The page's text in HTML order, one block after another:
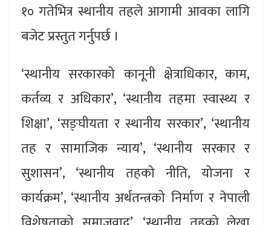
१० गतेभित्र स्थानीय तहले आगामी आवका लागि
बजेट प्रस्तुत गर्नुपर्छ ।
‘स्थानीय सरकारको कानूनी क्षेत्राधिकार, काम,
कर्तव्य र अधिकार’, ‘स्थानीय तहमा स्वास्थ्य र
शिक्षा’, ‘सङ्घीयता र स्थानीय सरकार’, ‘स्थानीय
तह र सामाजिक न्याय’, ‘स्थानीय सरकार र
सुशासन’, ‘स्थानीय तहको नीति, योजना र
कार्यक्रम’, ‘स्थानीय अर्थतन्त्रको निर्माण र नेपाली